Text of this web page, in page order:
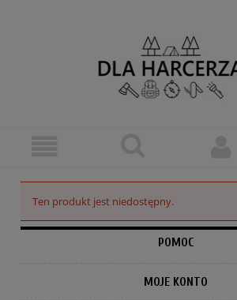
Ten produkt jest niedostępny.
POMOC
MOJE KONTO